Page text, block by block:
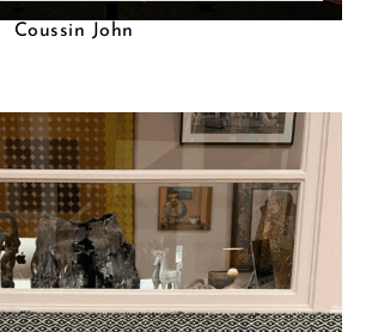
Coussin John